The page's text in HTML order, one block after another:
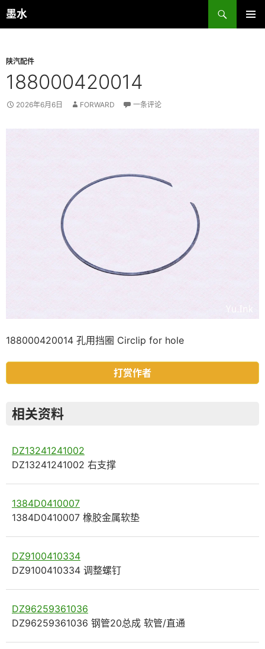
跳
至
墨水
搜
索
陕汽配件
188000420014
2026年6月6日 FORWARD 一条评论
188000420014 孔用挡圈 Circlip for hole
打赏作者
相关资料
DZ13241241002
DZ13241241002 右支撑
1384D0410007
1384D0410007 橡胶金属软垫
DZ9100410334
DZ9100410334 调整螺钉
DZ96259361036
DZ96259361036 钢管20总成 软管/直通